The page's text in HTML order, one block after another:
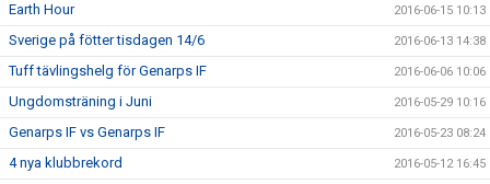
Earth Hour 2016-06-15 10:13
Sverige på fötter tisdagen 14/6 2016-06-13 14:38
Tuff tävlingshelg för Genarps IF 2016-06-06 10:06
Ungdomsträning i Juni 2016-05-29 10:16
Genarps IF vs Genarps IF 2016-05-23 08:24
4 nya klubbrekord 2016-05-12 16:45